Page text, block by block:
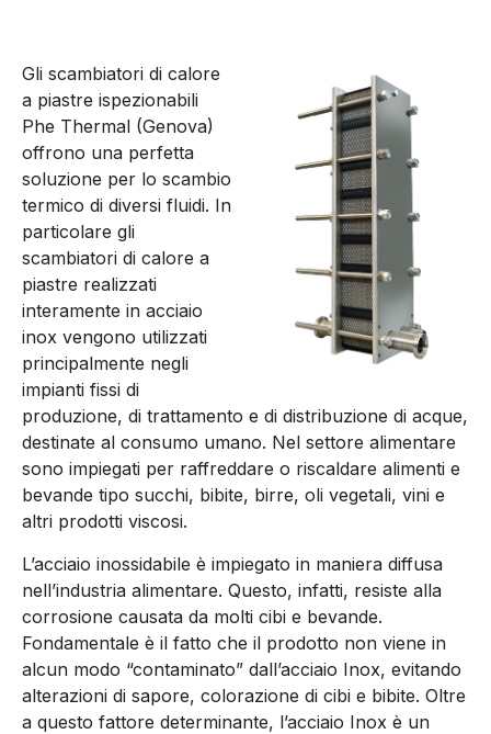
Gli scambiatori di calore
a piastre ispezionabili
Phe Thermal (Genova)
offrono una perfetta
soluzione per lo scambio
termico di diversi fluidi. In
particolare gli
scambiatori di calore a
piastre realizzati
interamente in acciaio
inox vengono utilizzati
principalmente negli
impianti fissi di
produzione, di trattamento e di distribuzione di acque,
destinate al consumo umano. Nel settore alimentare
sono impiegati per raffreddare o riscaldare alimenti e
bevande tipo succhi, bibite, birre, oli vegetali, vini e
altri prodotti viscosi.
L’acciaio inossidabile è impiegato in maniera diffusa
nell’industria alimentare. Questo, infatti, resiste alla
corrosione causata da molti cibi e bevande.
Fondamentale è il fatto che il prodotto non viene in
alcun modo “contaminato” dall’acciaio Inox, evitando
alterazioni di sapore, colorazione di cibi e bibite. Oltre
a questo fattore determinante, l’acciaio Inox è un